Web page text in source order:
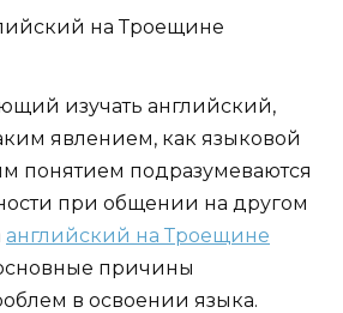
изучать английский,
явлением, как языковой
понятием подразумеваются
при общении на другом
английский на Троещине
причины
в освоении языка.